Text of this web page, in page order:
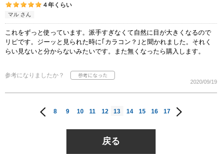
４年くらい
マル さん
これをずっと使っています。派手すぎなくて自然に目が大きくなるので
リピです。ジーッと見られた時に｢カラコン？｣と聞かれました。それく
らい見ないと分からないみたいです。また無くなったら購入します。
参考になりましたか？
2020/09/19
8 9 10 11 12 13 14 15 16 17
戻る